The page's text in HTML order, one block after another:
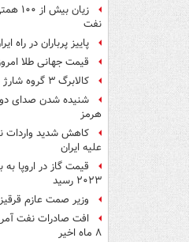
زیان
نفت
پاییز پرباران در راه
قیمت جهانی طلا امروز ۱۵
کالابرگ ۳ گروه شارژ شد
شنیده شدن صدای دو
هرمز
کاهش شدید واردات
علیه ایران
قیمت گاز در اروپا
۲۰۲۳ رسید
وزیر صمت عازم
افت صادرات نفت
۸ ماه اخیر